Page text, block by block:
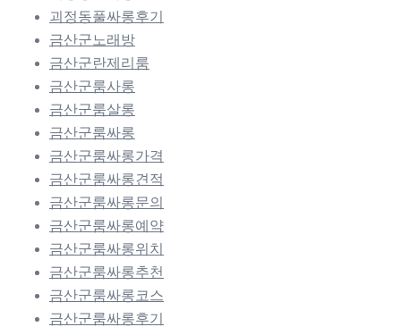
괴정동풀싸롱후기
금산군노래방
금산군란제리룸
금산군룸사롱
금산군룸살롱
금산군룸싸롱
금산군룸싸롱가격
금산군룸싸롱견적
금산군룸싸롱문의
금산군룸싸롱예약
금산군룸싸롱위치
금산군룸싸롱추천
금산군룸싸롱코스
금산군룸싸롱후기